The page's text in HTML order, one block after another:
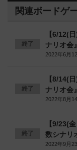
関連ボードゲ
終了
【6/12(
ナリオ会
2022年6月
終了
【8/14(
ナリオ会
2022年8月
終了
【9/23(
数シナリ
2022年9月